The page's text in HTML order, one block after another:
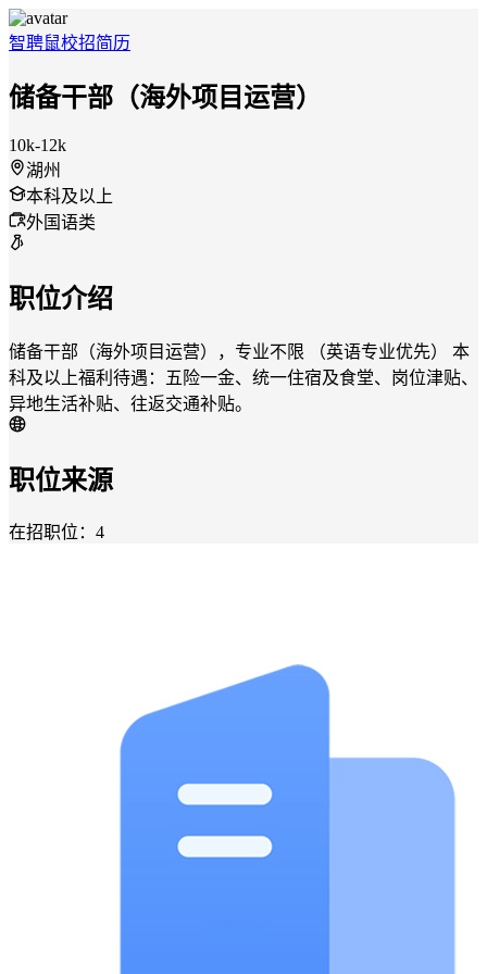
智聘鼠校招简历
储备干部（海外项目运营）
10k-12k
湖州
本科及以上
外国语类
职位介绍
储备干部（海外项目运营），专业不限 （英语专业优先） 本
科及以上福利待遇：五险一金、统一住宿及食堂、岗位津贴、
异地生活补贴、往返交通补贴。
职位来源
在招职位：4